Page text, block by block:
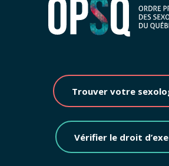
Trouver votre
Vérifier le droit